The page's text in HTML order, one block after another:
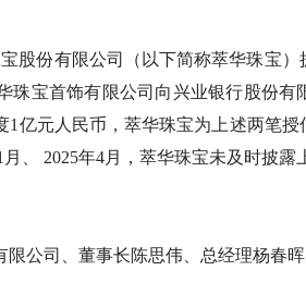
股份有限公司（以下简称萃华珠宝
珠宝首饰有限公司向兴业银行股份有
1亿元人民币，萃华珠宝为上述两笔
、 2025年4月，萃华珠宝未及时披露
公司、董事长陈思伟、总经理杨春